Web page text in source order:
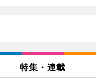
特集・連載